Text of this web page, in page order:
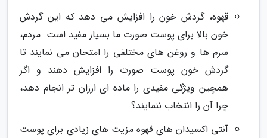
قهوه، گردش خون را افزایش می دهد که این گردش
خون بالا برای پوست صورت ما بسیار مفید است. مردم،
سرم ها و روغن های مختلفی را امتحان می نمایند تا
گردش خون پوست صورت را افزایش دهند و اگر
همچین ویژگی مفیدی را ماده ای ارزان تر انجام دهد،
چرا آن را انتخاب ننمایند؟
آنتی اکسیدان های قهوه مزیت های زیادی برای پوست